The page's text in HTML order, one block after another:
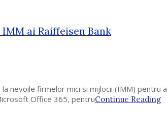
ai Raiffeisen Bank
nevoile firmelor mici si mijlocii (IMM) pentru
Office 365, pentruContinue Reading